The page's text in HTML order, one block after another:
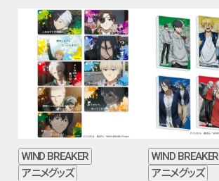
WIND BREAKER
アニメグッズ
WIND BREAKER
アニメグッズ